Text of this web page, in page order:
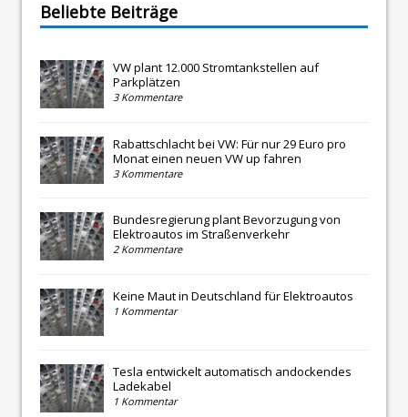
Beliebte Beiträge
VW plant 12.000 Stromtankstellen auf
Parkplätzen
3 Kommentare
Rabattschlacht bei VW: Für nur 29 Euro pro
Monat einen neuen VW up fahren
3 Kommentare
Bundesregierung plant Bevorzugung von
Elektroautos im Straßenverkehr
2 Kommentare
Keine Maut in Deutschland für Elektroautos
1 Kommentar
Tesla entwickelt automatisch andockendes
Ladekabel
1 Kommentar